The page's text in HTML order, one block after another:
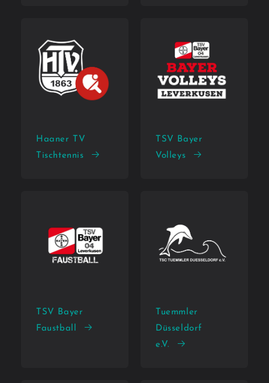
Haaner TV
Tischtennis
TSV Bayer
Volleys
TSV Bayer
Faustball
Tuemmler
Düsseldorf
e.V.